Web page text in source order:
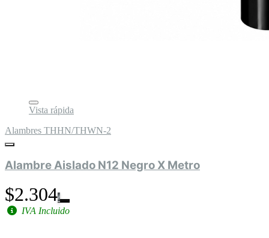
Vista rápida
Alambres THHN/THWN-2
Alambre Aislado N12 Negro X Metro
$2.304
IVA Incluido